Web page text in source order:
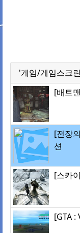
'게임/게임스크
[배트
[전장
션
[스카
[GTA :